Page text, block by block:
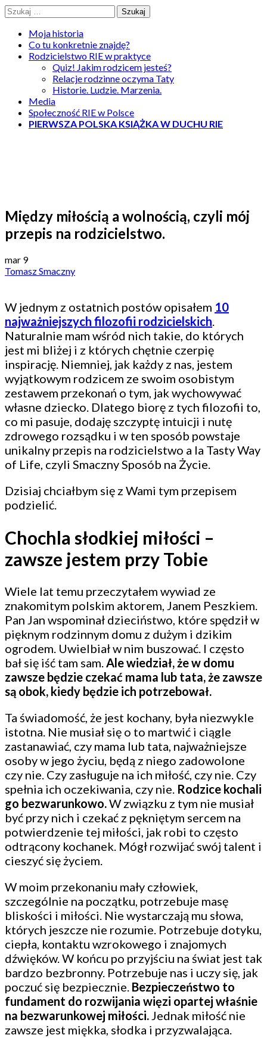
Skip
to
content
Szukaj:
Moja historia
Co tu konkretnie znajdę?
Rodzicielstwo RIE w praktyce
Quiz! Jakim rodzicem jesteś?
Relacje rodzinne oczyma Taty
Historie. Ludzie. Marzenia.
Media
Społeczność RIE w Polsce
PIERWSZA POLSKA KSIĄŻKA W DUCHU RIE
Między miłością a wolnością, czyli mój
przepis na rodzicielstwo.
mar 9
Tomasz Smaczny
W jednym z ostatnich postów opisałem 10
najważniejszych filozofii rodzicielskich
Naturalnie mam wśród nich takie, do których
jest mi bliżej i z których chętnie czerpię
inspirację. Niemniej, jak każdy z nas, jestem
wyjątkowym rodzicem ze swoim osobistym
zestawem przekonań o tym, jak wychowywać
własne dziecko. Dlatego biorę z tych filozofii to,
co mi pasuje, dodaję szczyptę intuicji i nutę
zdrowego rozsądku i w ten sposób powstaje
unikalny przepis na rodzicielstwo a la Tasty Way
of Life, czyli Smaczny Sposób na Życie.
Dzisiaj chciałbym się z Wami tym przepisem
podzielić.
Chochla słodkiej miłości –
zawsze jestem przy Tobie
Wiele lat temu przeczytałem wywiad ze
znakomitym polskim aktorem, Janem Peszkiem.
Pan Jan wspominał dzieciństwo, które spędził w
pięknym rodzinnym domu z dużym i dzikim
ogrodem. Uwielbiał w nim buszować. I często
bał się iść tam sam.Ale wiedział, że w domu
zawsze będzie czekać mama lub tata, że zawsze
są obok, kiedy będzie ich potrzebował.
Ta świadomość, że jest kochany, była niezwykle
istotna. Nie musiał się o to martwić i ciągle
zastanawiać, czy mama lub tata, najważniejsze
osoby w jego życiu, będą z niego zadowolone
czy nie. Czy zasługuje na ich miłość, czy nie. Czy
spełnia ich oczekiwania, czy nie. Rodzice kochali
go bezwarunkowo.W związku z tym nie musiał
być przy nich i czekać z pękniętym sercem na
potwierdzenie tej miłości, jak robi to często
odtrącony kochanek. Mógł rozwijać swój talent i
cieszyć się życiem.
W moim przekonaniu mały człowiek,
szczególnie na początku, potrzebuje masę
bliskości i miłości. Nie wystarczają mu słowa,
których jeszcze nie rozumie. Potrzebuje dotyku,
ciepła, kontaktu wzrokowego i znajomych
dźwięków. W końcu po przyjściu na świat jest tak
bardzo bezbronny. Potrzebuje nas i uczy się, jak
poczuć się bezpiecznie. Bezpieczeństwo to
fundament do rozwijania więzi opartej właśnie
na bezwarunkowej miłości.Jednak miłość nie
zawsze jest miękka, słodka i przyzwalająca.